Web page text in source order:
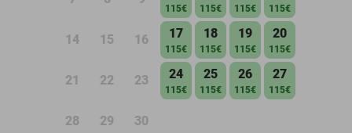
115€ 115€ 115€ 115€
14 15 16 17
115€
18
115€
19
115€
20
115€
21 22 23 24
115€
25
115€
26
115€
27
115€
28 29 30